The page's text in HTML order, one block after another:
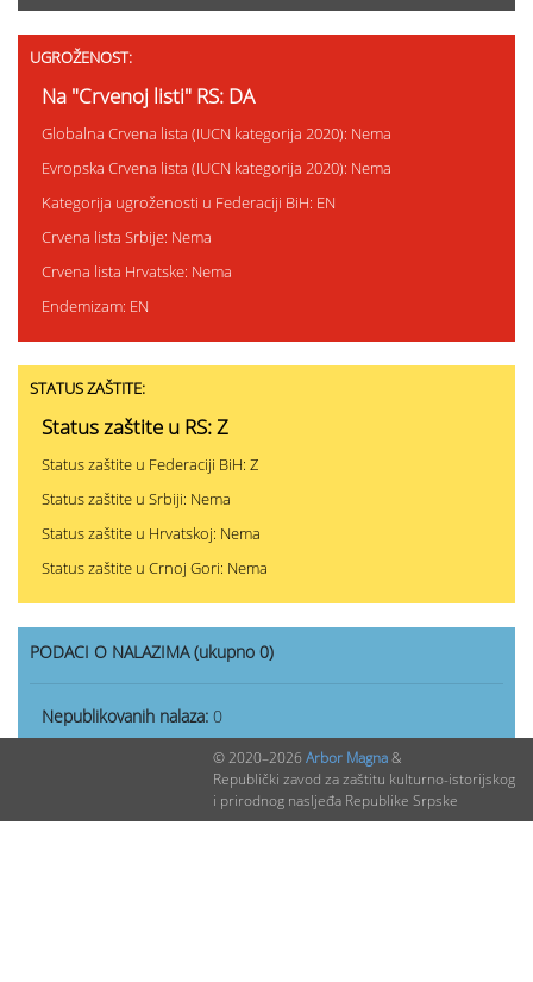
UGROŽENOST:
Na "Crvenoj listi" RS: DA
Globalna Crvena lista (IUCN kategorija 2020): Nema
Evropska Crvena lista (IUCN kategorija 2020): Nema
Kategorija ugroženosti u Federaciji BiH: EN
Crvena lista Srbije: Nema
Crvena lista Hrvatske: Nema
Endemizam: EN
STATUS ZAŠTITE:
Status zaštite u RS: Z
Status zaštite u Federaciji BiH: Z
Status zaštite u Srbiji: Nema
Status zaštite u Hrvatskoj: Nema
Status zaštite u Crnoj Gori: Nema
PODACI O NALAZIMA (ukupno 0)
Nepublikovanih nalaza: 0
© 2020–2026 Arbor Magna&
Republički zavod za zaštitu kulturno-istorijskog
i prirodnog nasljeđa Republike Srpske